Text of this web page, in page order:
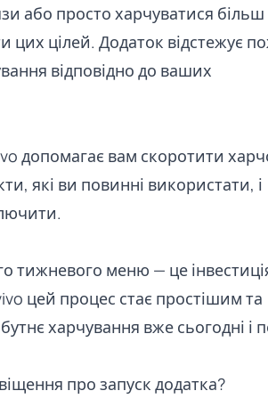
або просто харчуватися більш
цілей. Додаток відстежує
відповідно до ваших
допомагає вам скоротити
які ви повинні використати, і
тижневого меню — це
цей процес стає простішим та
харчування вже сьогодні і
про запуск додатка?